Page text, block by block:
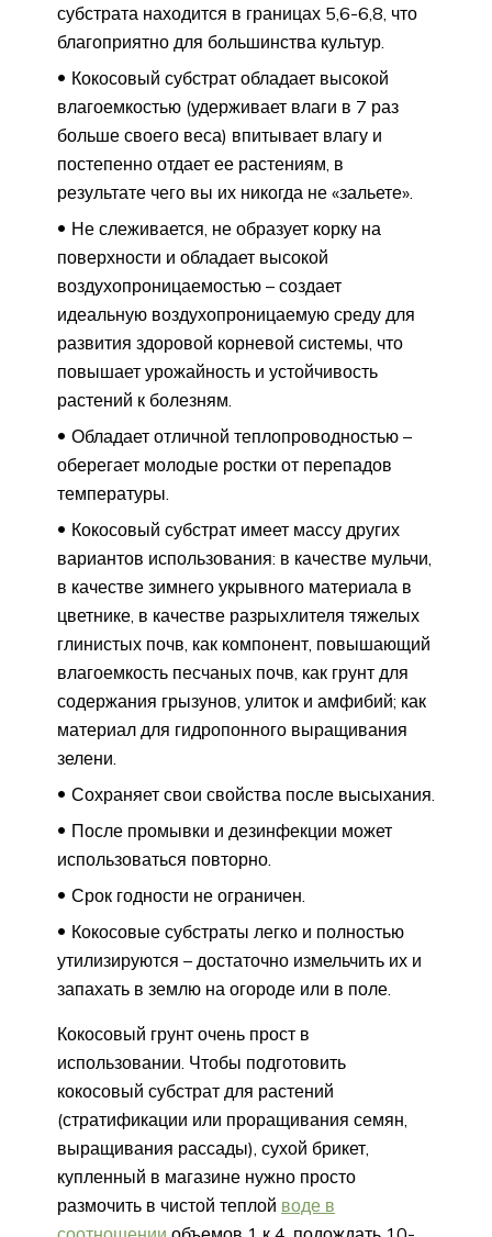
субстрата находится в границах 5,6-6,8, что
благоприятно для большинства культур.
Кокосовый субстрат обладает высокой
влагоемкостью (удерживает влаги в 7 раз
больше своего веса) впитывает влагу и
постепенно отдает ее растениям, в
результате чего вы их никогда не «зальете».
Не слеживается, не образует корку на
поверхности и обладает высокой
воздухопроницаемостью – создает
идеальную воздухопроницаемую среду для
развития здоровой корневой системы, что
повышает урожайность и устойчивость
растений к болезням.
Обладает отличной теплопроводностью –
оберегает молодые ростки от перепадов
температуры.
Кокосовый субстрат имеет массу других
вариантов использования: в качестве мульчи,
в качестве зимнего укрывного материала в
цветнике, в качестве разрыхлителя тяжелых
глинистых почв, как компонент, повышающий
влагоемкость песчаных почв, как грунт для
содержания грызунов, улиток и амфибий; как
материал для гидропонного выращивания
зелени.
Сохраняет свои свойства после высыхания.
После промывки и дезинфекции может
использоваться повторно.
Срок годности не ограничен.
Кокосовые субстраты легко и полностью
утилизируются – достаточно измельчить их и
запахать в землю на огороде или в поле.
Кокосовый грунт очень прост в
использовании. Чтобы подготовить
кокосовый субстрат для растений
(стратификации или проращивания семян,
выращивания рассады), сухой брикет,
купленный в магазине нужно просто
размочить в чистой теплой воде в